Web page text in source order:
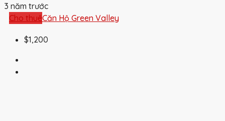
3 năm trước
Cho thuêCăn Hộ Green Valley
$1,200